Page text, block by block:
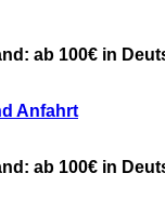
ab 100€ in
Anfahrt
ab 100€ in